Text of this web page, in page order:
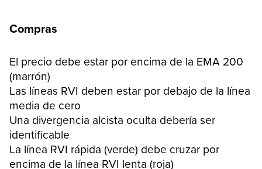
Compras
El precio debe estar por encima de la EMA 200
(marrón)
Las líneas RVI deben estar por debajo de la línea
media de cero
Una divergencia alcista oculta debería ser
identificable
La línea RVI rápida (verde) debe cruzar por
encima de la línea RVI lenta (roja)